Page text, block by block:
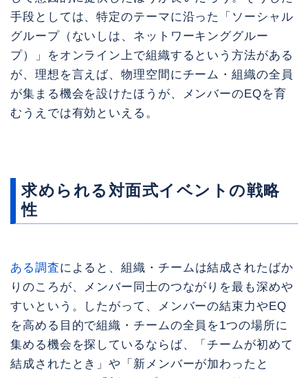
手段としては、特定のテーマに沿った「ソーシャル
グループ（ないしは、ネットワーキンググルー
プ）」をオンライン上で組織するという方法がある
が、理想を言えば、物理空間にチーム・組織の全員
が集まる機会を設けたほうが、メンバーのEQを育
むうえでは有効といえる。
求められる対面式イベントの戦略
性
ある調査によると、組織・チームは結成されたばか
りのころが、メンバー同士のつながりを最も深めや
すいという。したがって、メンバーの結束力やEQ
を高める目的で組織・チームの全員を1つの場所に
集める機会を探しているならば、「チームが初めて
結成されたとき」や「新メンバーが加わったと